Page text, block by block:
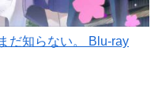
だ知らない。 Blu-ray